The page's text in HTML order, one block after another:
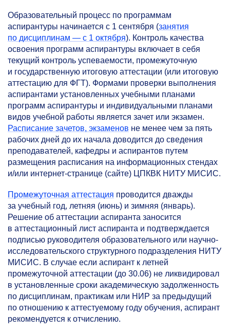
Образовательный процесс по программам
аспирантуры начинается с 1 сентября (занятия
по дисциплинам — с 1 октября). Контроль качества
освоения программ аспирантуры включает в себя
текущий контроль успеваемости, промежуточную
и государственную итоговую аттестации (или итоговую
аттестацию для ФГТ). Формами проверки выполнения
аспирантами установленных учебными планами
программ аспирантуры и индивидуальными планами
видов учебной работы является зачет или экзамен.
Расписание зачетов, экзаменов не менее чем за пять
рабочих дней до их начала доводится до сведения
преподавателей, кафедры и аспирантов путем
размещения расписания на информационных стендах
и/или интернет-странице (сайте) ЦПКВК НИТУ МИСИС.
Промежуточная аттестация проводится дважды
за учебный год, летняя (июнь) и зимняя (январь).
Решение об аттестации аспиранта заносится
в аттестационный лист аспиранта и подтверждается
подписью руководителя образовательного или научно-
исследовательского структурного подразделения НИТУ
МИСИС. В случае если аспирант к летней
промежуточной аттестации (до 30.06) не ликвидировал
в установленные сроки академическую задолженность
по дисциплинам, практикам или НИР за предыдущий
по отношению к аттестуемому году обучения, аспирант
рекомендуется к отчислению.